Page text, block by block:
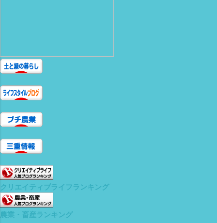
クリエイティブライフランキング
農業・畜産ランキング